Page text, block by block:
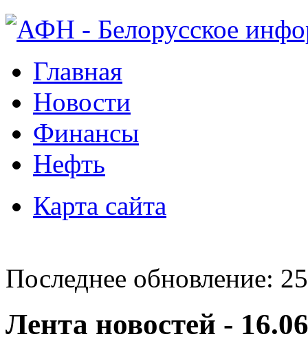
Главная
Новости
Финансы
Нефть
Карта сайта
Последнее обновление:
Лента новостей -